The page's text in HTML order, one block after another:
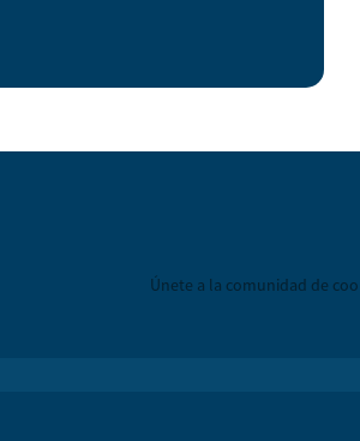
Únete a la comunidad de